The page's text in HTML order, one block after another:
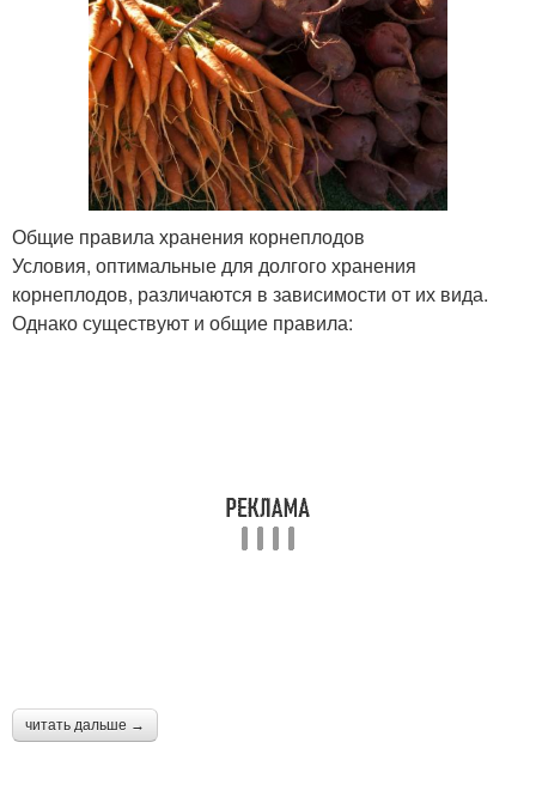
Общие правила хранения корнеплодов
Условия, оптимальные для долгого хранения
корнеплодов, различаются в зависимости от их вида.
Однако существуют и общие правила:
читать дальше →